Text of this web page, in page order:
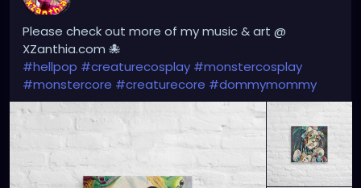
Please check out more of my music & art @
XZanthia.com 🐙
#hellpop #creaturecosplay #monstercosplay
#monstercore #creaturecore #dommymommy